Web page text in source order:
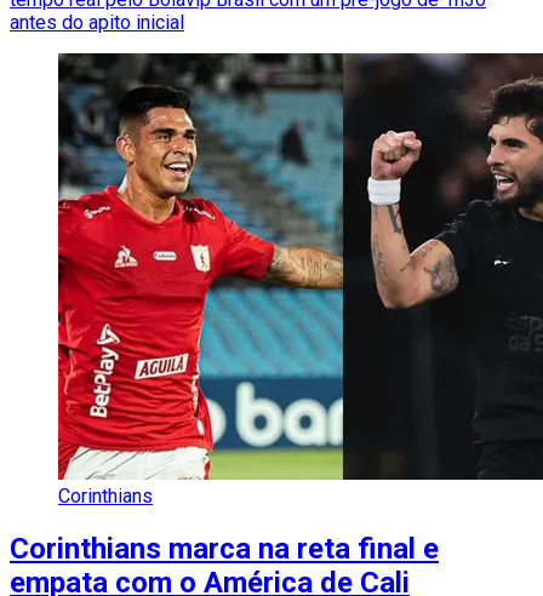
antes do apito inicial
Corinthians
Corinthians marca na reta final e
empata com o América de Cali